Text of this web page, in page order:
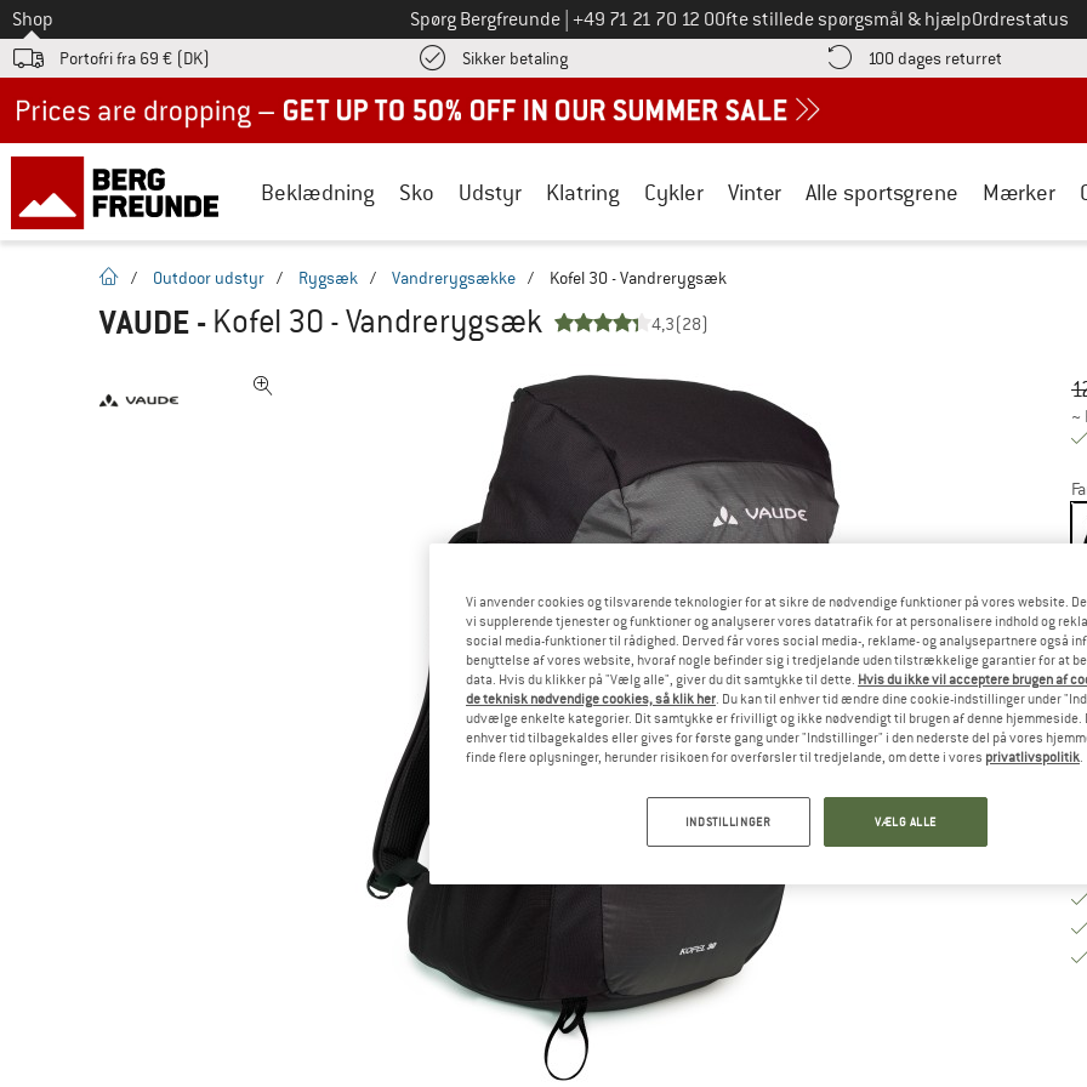
Til
Shop Spørg Bergfreunde Ring til os på
+49 71 21 70 12 0Ofte stillede spørgsmål & hjælpOrdrestatus
Portofri fra 69 € (DK) Sikker betalingFind betalingsoplysningerne her! Åbnes i en infoboks
100 dages returret Gå til
Beklædning Sko Udstyr Klatring Cykler Vinter Alle sportsgrene Mærker
Hjemmeside
/ Outdoor udstyr / Rygsæk / Vandrerygsække / Kofel 30 - Vandrerygsæk
VAUDE - Kofel 30 - Vandrerygsæk 4,3(28)
~
Vi anvender cookies og tilsvarende teknologier for at sikre de nødvendige funktioner på vores website.
vi supplerende tjenester og funktioner og analyserer vores datatrafik for at personalisere indhold og
social media-funktioner til rådighed. Derved får vores social media-, reklame- og analysepartnere også
benyttelse af vores website, hvoraf nogle befinder sig i tredjelande uden tilstrækkelige garantier for at
data. Hvis du klikker på "Vælg alle", giver du dit samtykke til dette. Hvis du ikke vil acceptere brugen af
de teknisk nødvendige cookies, så klik her. Du kan til enhver tid ændre dine cookie-indstillinger under
udvælge enkelte kategorier. Dit samtykke er frivilligt og ikke nødvendigt til brugen af denne hjemmeside.
enhver tid tilbagekaldes eller gives for første gang under "Indstillinger" i den nederste del på vores
finde flere oplysninger, herunder risikoen for overførsler til tredjelande, om dette i vores privatlivspolitik.
INDSTILLINGER VÆLG ALLE